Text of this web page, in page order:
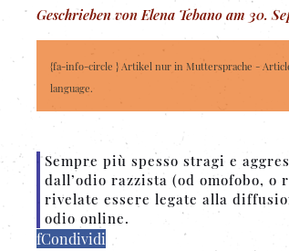
Geschrieben von Elena Tebano am 30.
{fa-info-circle } Artikel nur in Muttersprache -
language.
Sempre più spesso stragi e
dall’odio razzista (od omofobo, o
rivelate essere legate alla
odio online.
fCondividi